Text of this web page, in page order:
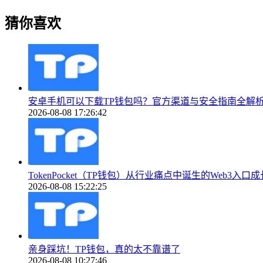
猜你喜欢
安卓手机可以下载TP钱包吗？官方渠道与安全指南全解
2026-08-08 17:26:42
TokenPocket（TP钱包）从行业痛点中诞生的Web3入口成
2026-08-08 15:22:25
亲身踩坑！TP钱包，真的太不靠谱了
2026-08-08 10:27:46